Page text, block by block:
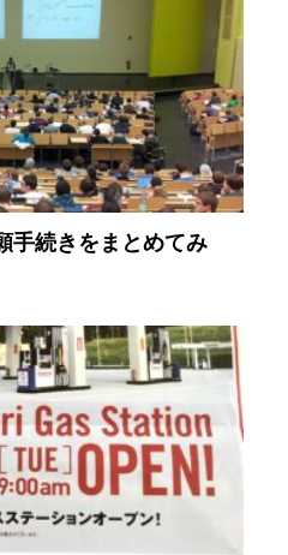
手続きをまとめてみ